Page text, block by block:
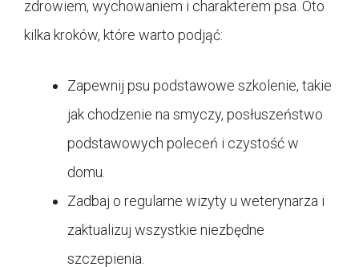
zdrowiem, wychowaniem i charakterem psa. Oto
kilka kroków, które warto podjąć:
Zapewnij psu podstawowe szkolenie, takie
jak chodzenie na smyczy, posłuszeństwo
podstawowych poleceń i czystość w
domu.
Zadbaj o regularne wizyty u weterynarza i
zaktualizuj wszystkie niezbędne
szczepienia.